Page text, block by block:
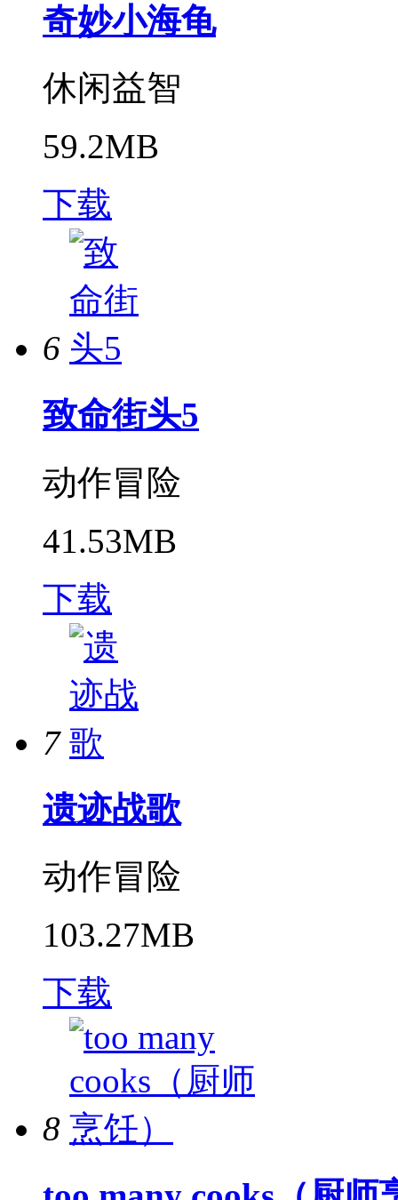
奇妙小海龟
休闲益智
59.2MB
下载
6
致命街头5
动作冒险
41.53MB
下载
7
遗迹战歌
动作冒险
103.27MB
下载
8